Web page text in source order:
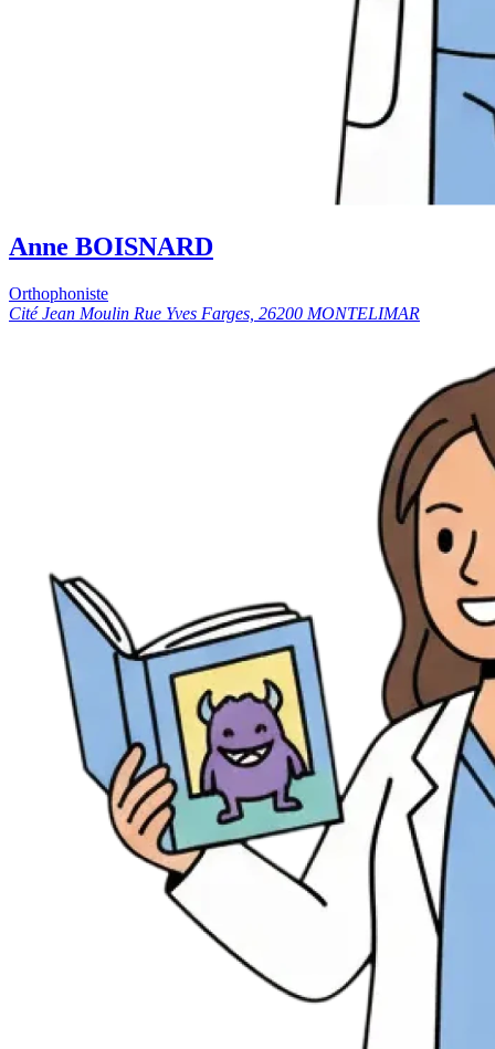
Anne BOISNARD
Orthophoniste
Cité Jean Moulin Rue Yves Farges, 26200 MONTELIMAR